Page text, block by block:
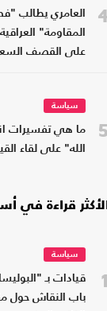
العامري يطالب
المقاومة"
على القصف
5
سياسة
ما هي تفسيرات
الله" على لقاء
قراءة في
1
سياسة
قيادات بـ
باب النقاش حول